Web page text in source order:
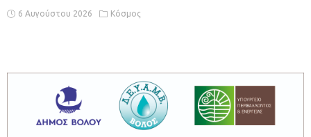
6 Αυγούστου 2026 Κόσμος